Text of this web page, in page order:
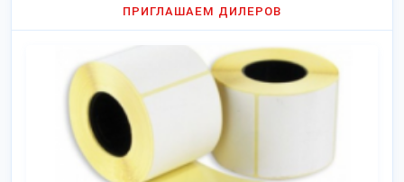
ПРИГЛАШАЕМ ДИЛЕРОВ